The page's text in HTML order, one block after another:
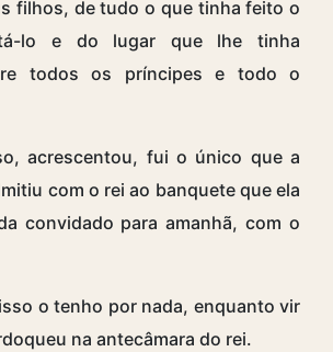
filhos, de tudo o que tinha feito o
lo e do lugar que lhe tinha
todos os príncipes e todo o
acrescentou, fui o único que a
com o rei ao banquete que ela
convidado para amanhã, com o
o tenho por nada, enquanto vir
na antecâmara do rei.